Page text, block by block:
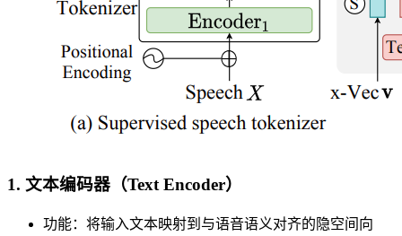
1. ​​文本编码器（Text Encoder）​​
​​功能​​：将输入文本映射到与语音语义对齐的隐空间向